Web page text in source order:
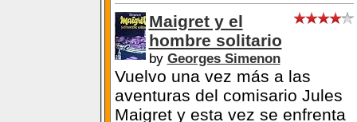
Maigret y el
hombre solitario
by Georges Simenon
Vuelvo una vez más a las
aventuras del comisario Jules
Maigret y esta vez se enfrenta